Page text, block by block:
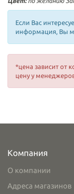
Если Вас
информация, Вы
*цена зависит от
цену у
Компания
О компании
Адреса магазинов